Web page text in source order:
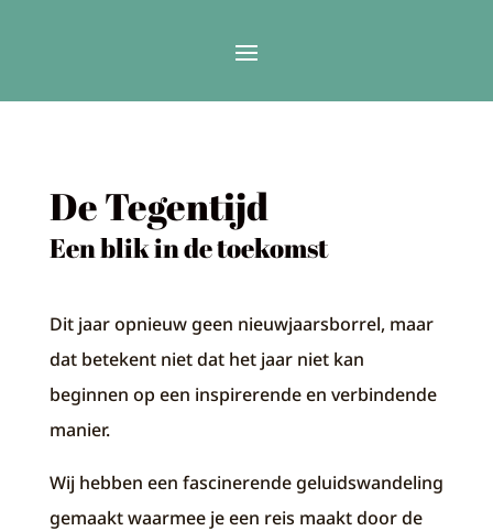
De Tegentijd
Een blik in de toekomst
Dit jaar opnieuw geen nieuwjaarsborrel, maar
dat betekent niet dat het jaar niet kan
beginnen op een inspirerende en verbindende
manier.
Wij hebben een fascinerende geluidswandeling
gemaakt waarmee je een reis maakt door de